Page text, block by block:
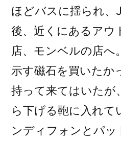
ほどバスに揺られ、
後、近くにあるアウ
店、モンベルの店へ
示す磁石を買いたか
持って来てはいたが
ら下げる鞄に入れて
ンディフォンとパッ